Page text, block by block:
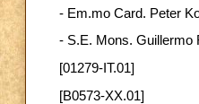
- Em.mo Card. Peter
- S.E. Mons. Guillermo
[01279-IT.01]
[B0573-XX.01]